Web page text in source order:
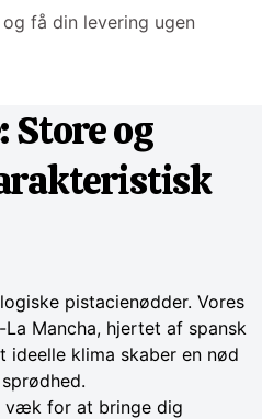
få din levering ugen
Store og
pistacienødder. Vores
Mancha, hjertet af spansk
klima skaber en nød
væk for at bringe dig